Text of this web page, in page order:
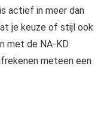
actief in meer dan
je keuze of stijl ook
met de NA-KD
meteen een